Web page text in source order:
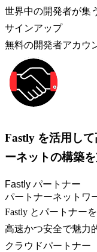
世界中の開発者が集
サインアップ
無料の開発者アカウ
Fastly を活用し
ーネットの構築
Fastly パートナー
パートナーネットワ
Fastly とパートナー
高速かつ安全で魅力
クラウドパートナー